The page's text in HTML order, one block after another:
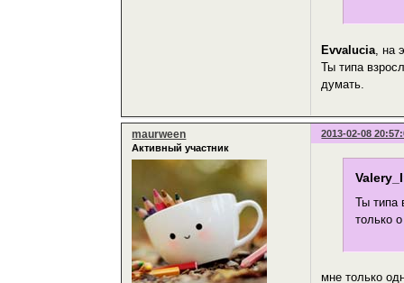
Evvalucia , на
Ты типа
думать.
2013-02-08
maurween
Активный участник
Ты типа
только
мне только